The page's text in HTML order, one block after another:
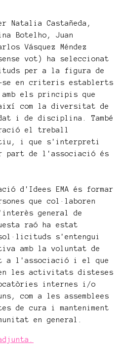
Natalia Castañeda,
Botelho, Juan
Vásquez Méndez
vot) ha seleccionat
per a la figura de
se en criteris establerts
els principis que
com la diversitat de
i de disciplina. També
el treball
i que s'interpreti
part de l'associació és
d'Idees EMA és formar
que col·laboren
general de
raó ha estat
s'entengui
amb la voluntat de
a l'associació i el que
les activitats disteses
internes i/o
com a les assemblees
de cura i manteniment
en general.